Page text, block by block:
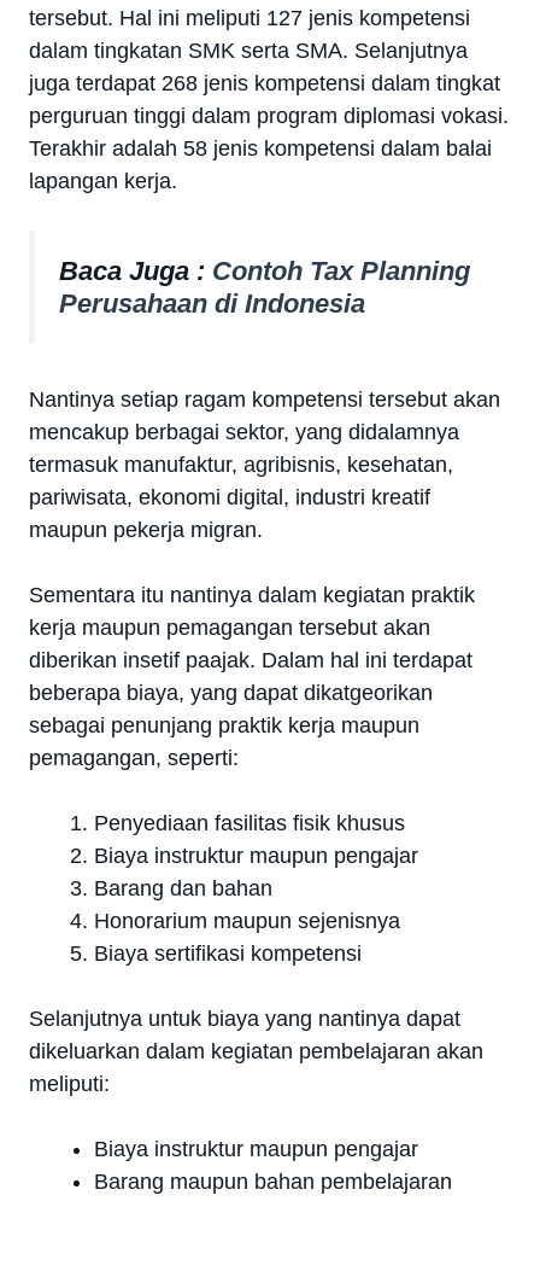
tersebut. Hal ini meliputi 127 jenis kompetensi
dalam tingkatan SMK serta SMA. Selanjutnya
juga terdapat 268 jenis kompetensi dalam tingkat
perguruan tinggi dalam program diplomasi vokasi.
Terakhir adalah 58 jenis kompetensi dalam balai
lapangan kerja.
Baca Juga : Contoh Tax Planning
Perusahaan di Indonesia
Nantinya setiap ragam kompetensi tersebut akan
mencakup berbagai sektor, yang didalamnya
termasuk manufaktur, agribisnis, kesehatan,
pariwisata, ekonomi digital, industri kreatif
maupun pekerja migran.
Sementara itu nantinya dalam kegiatan praktik
kerja maupun pemagangan tersebut akan
diberikan insetif paajak. Dalam hal ini terdapat
beberapa biaya, yang dapat dikatgeorikan
sebagai penunjang praktik kerja maupun
pemagangan, seperti:
Penyediaan fasilitas fisik khusus
Biaya instruktur maupun pengajar
Barang dan bahan
Honorarium maupun sejenisnya
Biaya sertifikasi kompetensi
Selanjutnya untuk biaya yang nantinya dapat
dikeluarkan dalam kegiatan pembelajaran akan
meliputi:
Biaya instruktur maupun pengajar
Barang maupun bahan pembelajaran